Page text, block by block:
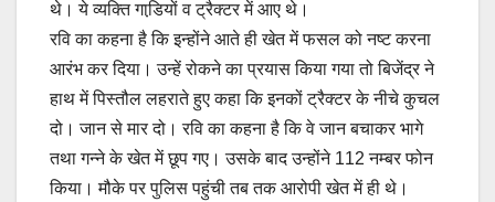
थे। ये व्यक्ति गाडि़यों व ट्रैक्टर में आए थे।
रवि का कहना है कि इन्होंने आते ही खेत में फसल को नष्ट करना
आरंभ कर दिया। उन्हें रोकने का प्रयास किया गया तो बिजेंद्र ने
हाथ में पिस्तौल लहराते हुए कहा कि इनकों ट्रैक्टर के नीचे कुचल
दो। जान से मार दो। रवि का कहना है कि वे जान बचाकर भागे
तथा गन्ने के खेत में छूप गए। उसके बाद उन्होंने 112 नम्बर फोन
किया। मौके पर पुलिस पहुंची तब तक आरोपी खेत में ही थे।